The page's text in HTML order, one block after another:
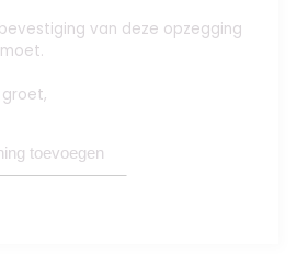
van deze opzegging
toevoegen